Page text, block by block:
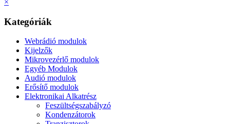
×
Kategóriák
Webrádió modulok
Kijelzők
Mikrovezérlő modulok
Egyéb Modulok
Audió modulok
Erősítő modulok
Elektronikai Alkatrész
Feszültségszabályzó
Kondenzátorok